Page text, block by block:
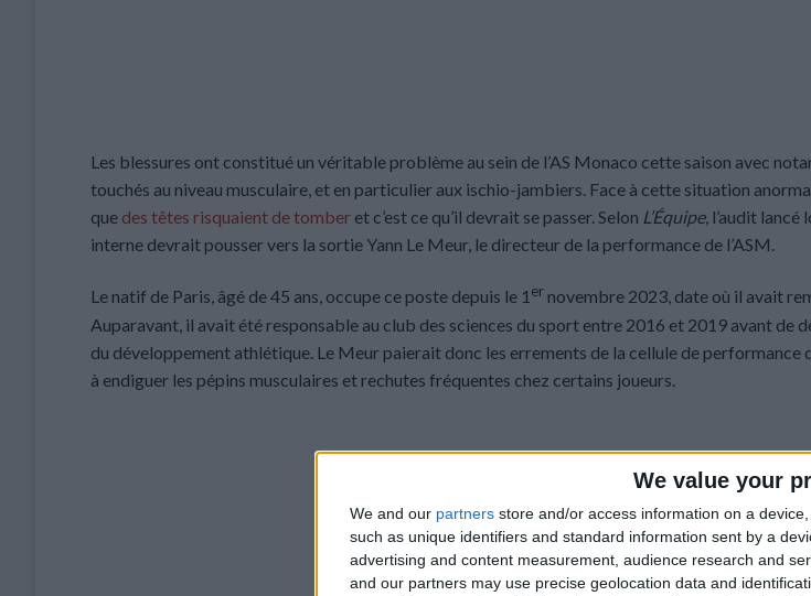
We value your
We and our partners store and/or access information on a
such as unique identifiers and standard information sent by a
advertising and content measurement, audience research and
and our partners may use precise geolocation data and
Les blessures ont constitué un véritable problème au sein de l’AS Monaco cette saison avec
touchés au niveau musculaire, et en particulier aux ischio-jambiers. Face à cette situation
que des têtes risquaient de tomber et c’est ce qu’il devrait se passer. Selon L’Équipe, l’audit lancé
interne devrait pousser vers la sortie Yann Le Meur, le directeur de la performance de l’ASM.
Le natif de Paris, âgé de 45 ans, occupe ce poste depuis le 1 er novembre 2023, date où il avait
Auparavant, il avait été responsable au club des sciences du sport entre 2016 et 2019 avant de
du développement athlétique. Le Meur paierait donc les errements de la cellule de performance
à endiguer les pépins musculaires et rechutes fréquentes chez certains joueurs.